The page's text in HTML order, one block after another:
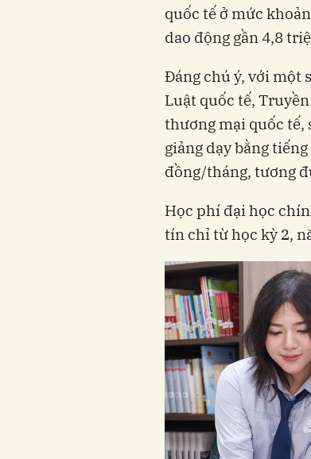
quốc tế ở mức
dao động gần 4,8
Đáng chú ý, với một
Luật quốc tế,
thương mại quốc tế,
giảng dạy bằng
đồng/tháng, tương
Học phí đại học
tín chỉ từ học kỳ 2,